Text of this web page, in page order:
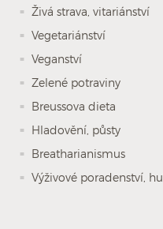
Živá strava, vitariánství
Vegetariánství
Veganství
Zelené potraviny
Breussova dieta
Hladovění, půsty
Breatharianismus
Výživové poradenství,